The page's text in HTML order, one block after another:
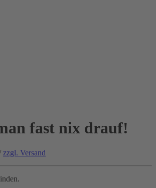
fast nix drauf!
zzgl. Versand